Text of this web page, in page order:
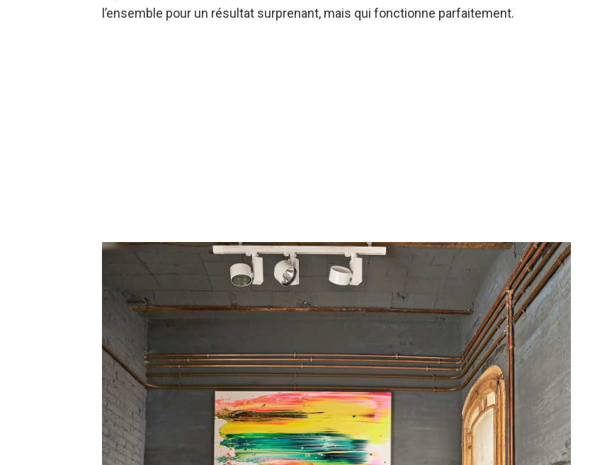
l’ensemble pour un résultat surprenant, mais qui fonctionne parfaitement.